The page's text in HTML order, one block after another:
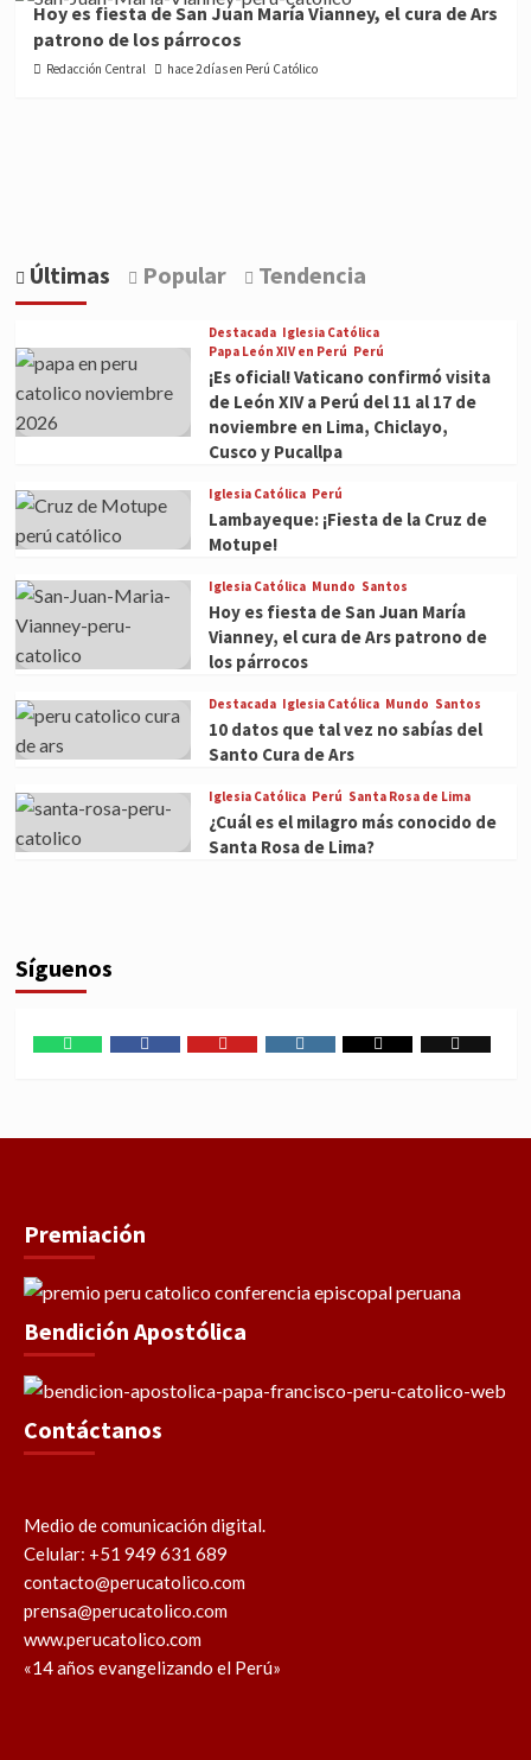
Hoy es fiesta de San Juan María Vianney, el cura de Ars
patrono de los párrocos
Redacción Central hace 2 días en Perú Católico
Últimas Popular Tendencia
Destacada Iglesia Católica
Papa León XIV en Perú Perú
¡Es oficial! Vaticano confirmó visita
de León XIV a Perú del 11 al 17 de
noviembre en Lima, Chiclayo,
Cusco y Pucallpa
Iglesia Católica Perú
Lambayeque: ¡Fiesta de la Cruz de
Motupe!
Iglesia Católica Mundo Santos
Hoy es fiesta de San Juan María
Vianney, el cura de Ars patrono de
los párrocos
Destacada Iglesia Católica Mundo Santos
10 datos que tal vez no sabías del
Santo Cura de Ars
Iglesia Católica Perú Santa Rosa de Lima
¿Cuál es el milagro más conocido de
Santa Rosa de Lima?
Síguenos
Premiación
Bendición Apostólica
Contáctanos
Medio de comunicación digital.
Celular: +51 949 631 689
contacto@perucatolico.com
prensa@perucatolico.com
www.perucatolico.com
«14 años evangelizando el Perú»